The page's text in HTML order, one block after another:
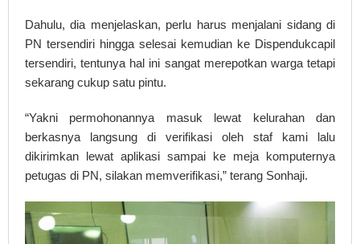
Dahulu, dia menjelaskan, perlu harus menjalani sidang di
PN tersendiri hingga selesai kemudian ke Dispendukcapil
tersendiri, tentunya hal ini sangat merepotkan warga tetapi
sekarang cukup satu pintu.
“Yakni permohonannya masuk lewat kelurahan dan
berkasnya langsung di verifikasi oleh staf kami lalu
dikirimkan lewat aplikasi sampai ke meja komputernya
petugas di PN, silakan memverifikasi,” terang Sonhaji.